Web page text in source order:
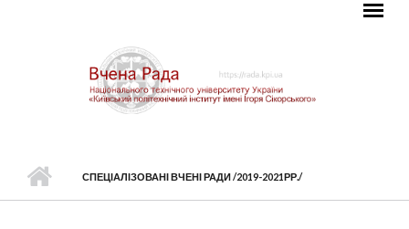
ГОЛОВНЕ МЕНЮ
СПЕЦІАЛІЗОВАНІ ВЧЕНІ РАДИ /2019-2021РР./